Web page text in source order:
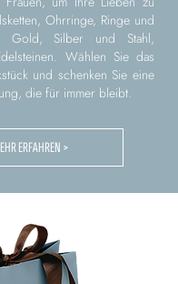
Ohrringe, Ringe und
Gold, Silber und Stahl,
Wählen Sie das
und schenken Sie eine
die für immer bleibt.
ERFAHREN >